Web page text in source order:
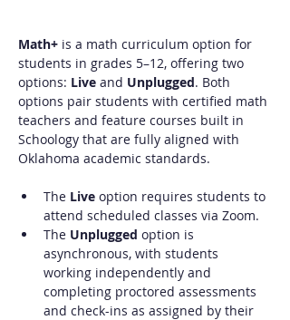
Math+ is a math curriculum option for
students in grades 5–12, offering two
options: Live and Unplugged. Both
options pair students with certified math
teachers and feature courses built in
Schoology that are fully aligned with
Oklahoma academic standards.
The Live option requires students to
attend scheduled classes via Zoom.
The Unplugged option is
asynchronous, with students
working independently and
completing proctored assessments
and check-ins as assigned by their